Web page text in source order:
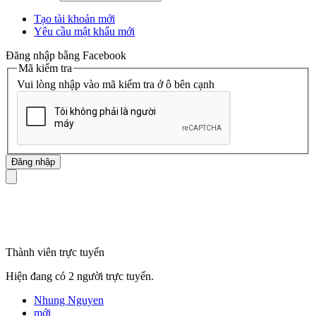
Tạo tài khoản mới
Yêu cầu mật khẩu mới
Đăng nhập bằng Facebook
Mã kiểm tra
Vui lòng nhập vào mã kiểm tra ở ô bên cạnh
Thành viên trực tuyến
Hiện đang có 2 người trực tuyến.
Nhung Nguyen
mới